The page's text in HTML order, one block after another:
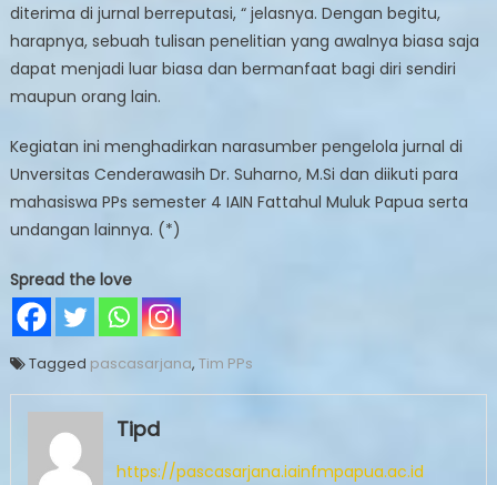
diterima di jurnal berreputasi, “ jelasnya. Dengan begitu,
harapnya, sebuah tulisan penelitian yang awalnya biasa saja
dapat menjadi luar biasa dan bermanfaat bagi diri sendiri
maupun orang lain.
Kegiatan ini menghadirkan narasumber pengelola jurnal di
Unversitas Cenderawasih Dr. Suharno, M.Si dan diikuti para
mahasiswa PPs semester 4 IAIN Fattahul Muluk Papua serta
undangan lainnya. (*)
Spread the love
Tagged pascasarjana, Tim PPs
Tipd
https://pascasarjana.iainfmpapua.ac.id